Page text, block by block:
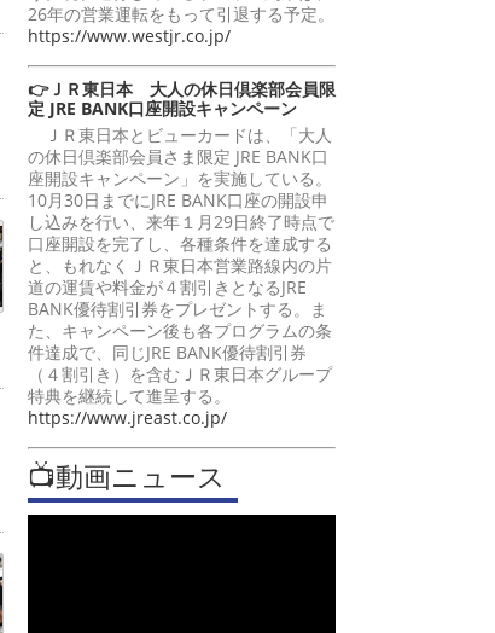
26年の営業運転をもって引退する予定。
https://www.westjr.co.jp/
👉ＪＲ東日本 大人の休日倶楽部会員限
定 JRE BANK口座開設キャンペーン
ＪＲ東日本とビューカードは、「大人
の休日倶楽部会員さま限定 JRE BANK口
座開設キャンペーン」を実施している。
10月30日までにJRE BANK口座の開設申
し込みを行い、来年１月29日終了時点で
口座開設を完了し、各種条件を達成する
と、もれなくＪＲ東日本営業路線内の片
道の運賃や料金が４割引きとなるJRE
BANK優待割引券をプレゼントする。ま
た、キャンペーン後も各プログラムの条
件達成で、同じJRE BANK優待割引券
（４割引き）を含むＪＲ東日本グループ
特典を継続して進呈する。
https://www.jreast.co.jp/
📺動画ニュース